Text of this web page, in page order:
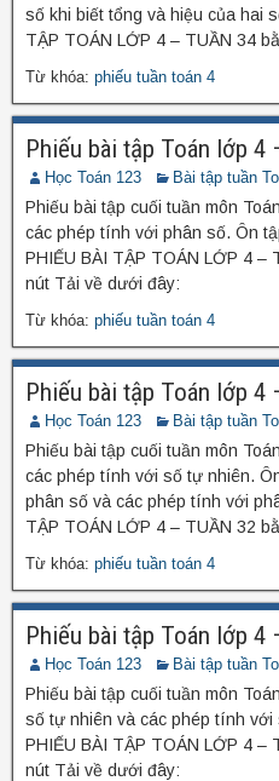
số khi biết tổng và hiệu của hai
TẬP TOÁN LỚP 4 – TUẦN 34
Từ khóa: phiếu tuần toán 4
Phiếu bài tập Toán lớp 4
Học Toán 123 Bài tập tuần
Phiếu bài tập cuối tuần môn
các phép tính với phân số. Ôn
PHIẾU BÀI TẬP TOÁN LỚP 4 –
nút Tải về dưới đây:
Từ khóa: phiếu tuần toán 4
Phiếu bài tập Toán lớp 4
Học Toán 123 Bài tập tuần
Phiếu bài tập cuối tuần môn
các phép tính với số tự nhiên.
phân số và các phép tính với
TẬP TOÁN LỚP 4 – TUẦN 32
Từ khóa: phiếu tuần toán 4
Phiếu bài tập Toán lớp 4
Học Toán 123 Bài tập tuần
Phiếu bài tập cuối tuần môn
số tự nhiên và các phép tính với
PHIẾU BÀI TẬP TOÁN LỚP 4 –
nút Tải về dưới đây: